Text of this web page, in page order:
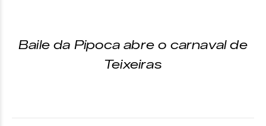
Baile da Pipoca abre o carnaval de
Teixeiras